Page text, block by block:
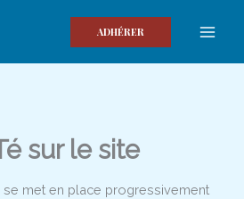
ADHÉRER
sur le site
met en place progressivement